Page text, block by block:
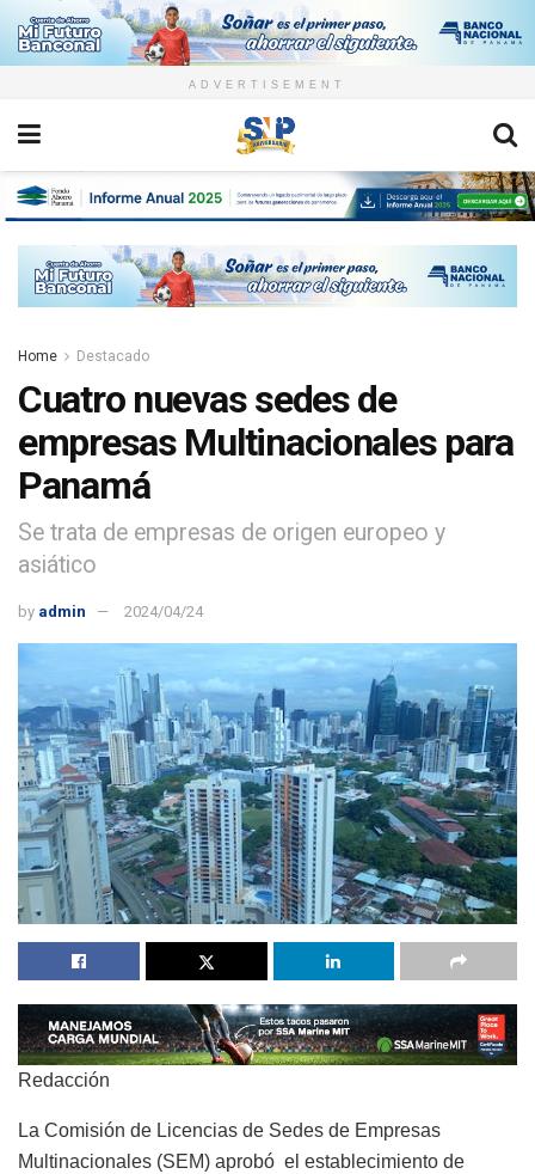
ADVERTISEMENT
Home Destacado
Cuatro nuevas sedes de
empresas Multinacionales para
Panamá
Se trata de empresas de origen europeo y
asiático
by admin 2024/04/24
Redacción
La Comisión de Licencias de Sedes de Empresas
Multinacionales (SEM) aprobó el establecimiento de